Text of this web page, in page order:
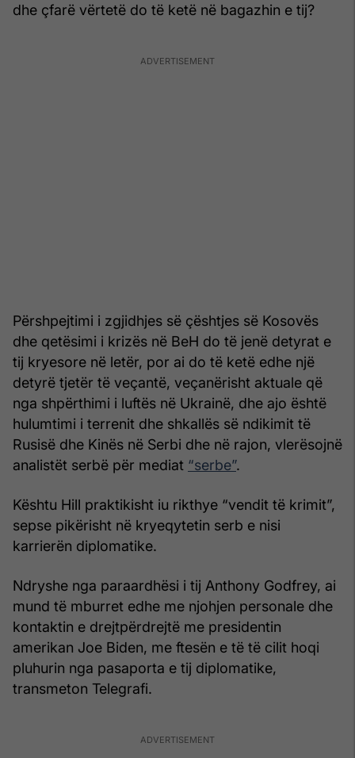
dhe çfarë vërtetë do të ketë në bagazhin e tij?
Përshpejtimi i zgjidhjes së çështjes së Kosovës
dhe qetësimi i krizës në BeH do të jenë detyrat e
tij kryesore në letër, por ai do të ketë edhe një
detyrë tjetër të veçantë, veçanërisht aktuale që
nga shpërthimi i luftës në Ukrainë, dhe ajo është
hulumtimi i terrenit dhe shkallës së ndikimit të
Rusisë dhe Kinës në Serbi dhe në rajon, vlerësojnë
analistët serbë për mediat “serbe”.
Kështu Hill praktikisht iu rikthye “vendit të krimit”,
sepse pikërisht në kryeqytetin serb e nisi
karrierën diplomatike.
Ndryshe nga paraardhësi i tij Anthony Godfrey, ai
mund të mburret edhe me njohjen personale dhe
kontaktin e drejtpërdrejtë me presidentin
amerikan Joe Biden, me ftesën e të të cilit hoqi
pluhurin nga pasaporta e tij diplomatike,
transmeton Telegrafi.